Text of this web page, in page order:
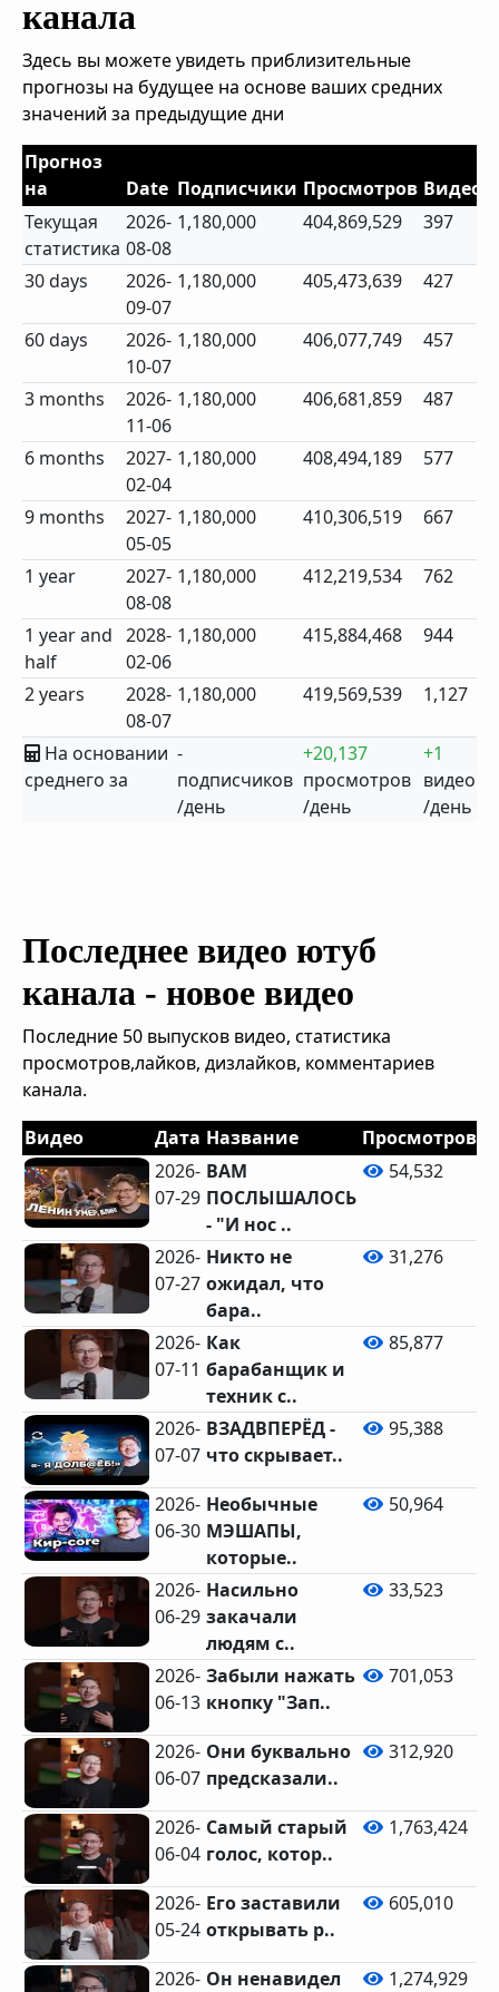
канала
Здесь вы можете увидеть приблизительные
прогнозы на будущее на основе ваших средних
значений за предыдущие дни
Прогноз
на
Date Подписчики Просмотров Видео
Текущая
статистика
2026-
08-08
1,180,000 404,869,529 397
30 days
2026-
09-07
1,180,000 405,473,639 427
60 days
2026-
10-07
1,180,000 406,077,749 457
3 months
2026-
11-06
1,180,000 406,681,859 487
6 months
2027-
02-04
1,180,000 408,494,189 577
9 months
2027-
05-05
1,180,000 410,306,519 667
1 year
2027-
08-08
1,180,000 412,219,534 762
1 year and
half
2028-
02-06
1,180,000 415,884,468 944
2 years
2028-
08-07
1,180,000 419,569,539 1,127
На основании
среднего за
-
подписчиков
/день
+20,137
просмотров
/день
+1
видео
/день
Последнее видео ютуб
канала - новое видео
Последние 50 выпусков видео, статистика
просмотров,лайков, дизлайков, комментариев
канала.
Видео
Дата Название Просмотров
2026-
07-29
ВАМ
ПОСЛЫШАЛОСЬ
- "И нос ..
54,532
2026-
07-27
Никто не
ожидал, что
бара..
31,276
2026-
07-11
Как
барабанщик и
техник с..
85,877
2026-
07-07
ВЗАДВПЕРЁД -
что скрывает..
95,388
2026-
06-30
Необычные
МЭШАПЫ,
которые..
50,964
2026-
06-29
Насильно
закачали
людям с..
33,523
2026-
06-13
Забыли нажать
кнопку "Зап..
701,053
2026-
06-07
Они буквально
предсказали..
312,920
2026-
06-04
Самый старый
голос, котор..
1,763,424
2026-
05-24
Его заставили
открывать р..
605,010
2026- Он ненавидел
1,274,929